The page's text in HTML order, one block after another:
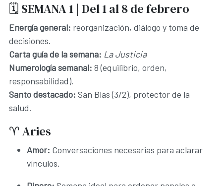
🗓️ SEMANA 1 | Del 1 al 8 de febrero
Energía general: reorganización, diálogo y toma de
decisiones.
Carta guía de la semana: La Justicia
Numerología semanal: 8 (equilibrio, orden,
responsabilidad).
Santo destacado: San Blas (3/2), protector de la
salud.
♈ Aries
Amor: Conversaciones necesarias para aclarar
vínculos.